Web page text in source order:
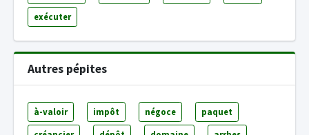
exécuter
Autres pépites
à-valoir impôt négoce paquet